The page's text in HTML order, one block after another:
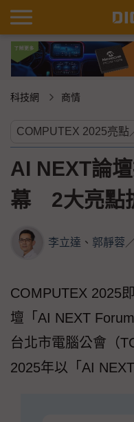
科技網 商情
AI NEXT論
幕 2大亮點
李立達 、 郭靜蓉
COMPUTEX 2025
壇「AI NEXT
台北市電腦公會（
2025年以「AI